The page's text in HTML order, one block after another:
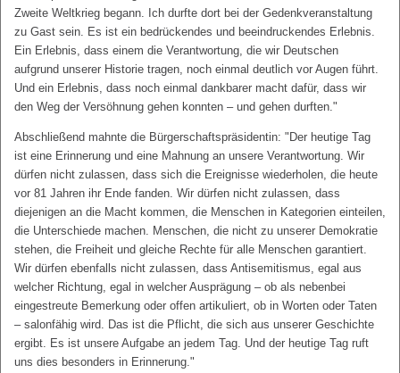
Zweite Weltkrieg begann. Ich durfte dort bei der Gedenkveranstaltung
zu Gast sein. Es ist ein bedrückendes und beeindruckendes Erlebnis.
Ein Erlebnis, dass einem die Verantwortung, die wir Deutschen
aufgrund unserer Historie tragen, noch einmal deutlich vor Augen führt.
Und ein Erlebnis, dass noch einmal dankbarer macht dafür, dass wir
den Weg der Versöhnung gehen konnten – und gehen durften."
Abschließend mahnte die Bürgerschaftspräsidentin: "Der heutige Tag
ist eine Erinnerung und eine Mahnung an unsere Verantwortung. Wir
dürfen nicht zulassen, dass sich die Ereignisse wiederholen, die heute
vor 81 Jahren ihr Ende fanden. Wir dürfen nicht zulassen, dass
diejenigen an die Macht kommen, die Menschen in Kategorien einteilen,
die Unterschiede machen. Menschen, die nicht zu unserer Demokratie
stehen, die Freiheit und gleiche Rechte für alle Menschen garantiert.
Wir dürfen ebenfalls nicht zulassen, dass Antisemitismus, egal aus
welcher Richtung, egal in welcher Ausprägung – ob als nebenbei
eingestreute Bemerkung oder offen artikuliert, ob in Worten oder Taten
– salonfähig wird. Das ist die Pflicht, die sich aus unserer Geschichte
ergibt. Es ist unsere Aufgabe an jedem Tag. Und der heutige Tag ruft
uns dies besonders in Erinnerung."